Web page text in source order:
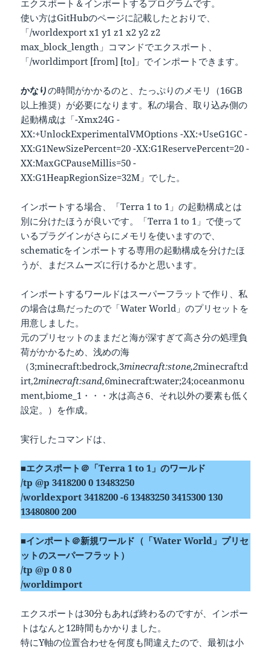
エクスポート＆インポートするプログラムです。
使い方はGitHubのページに記載したとおりで、
「/worldexport x1 y1 z1 x2 y2 z2
max_block_length」コマンドでエクスポート、
「/worldimport [from] [to]」でインポートできます。
かなりの時間がかかるのと、たっぷりのメモリ（16GB
以上推奨）が必要になります。私の場合、取り込み側の
起動構成は「-Xmx24G -
XX:+UnlockExperimentalVMOptions -XX:+UseG1GC -
XX:G1NewSizePercent=20 -XX:G1ReservePercent=20 -
XX:MaxGCPauseMillis=50 -
XX:G1HeapRegionSize=32M」でした。
インポートする場合、「Terra 1 to 1」の起動構成とは
別に分けたほうが良いです。「Terra 1 to 1」で使って
いるプラグインがさらにメモリを使いますので、
schematicをインポートする専用の起動構成を分けたほ
うが、まだスムーズに行けるかと思います。
インポートするワールドはスーパーフラットで作り、私
の場合は島だったので「Water World」のプリセットを
用意しました。
元のプリセットのままだと海が深すぎて高さ分の処理負
荷がかかるため、浅めの海
（3;minecraft:bedrock,3minecraft:stone,2minecraft:d
irt,2minecraft:sand,6minecraft:water;24;oceanmonu
ment,biome_1・・・水は高さ6、それ以外の要素も低く
設定。）を作成。
実行したコマンドは、
■エクスポート＠「Terra 1 to 1」のワールド
/tp @p 3418200 0 13483250
/worldexport 3418200 -6 13483250 3415300 130
13480800 200
■インポート＠新規ワールド（「Water World」プリセ
ットのスーパーフラット）
/tp @p 0 8 0
/worldimport
エクスポートは30分もあれば終わるのですが、インポー
トはなんと12時間もかかりました。
特にY軸の位置合わせを何度も間違えたので、最初は小